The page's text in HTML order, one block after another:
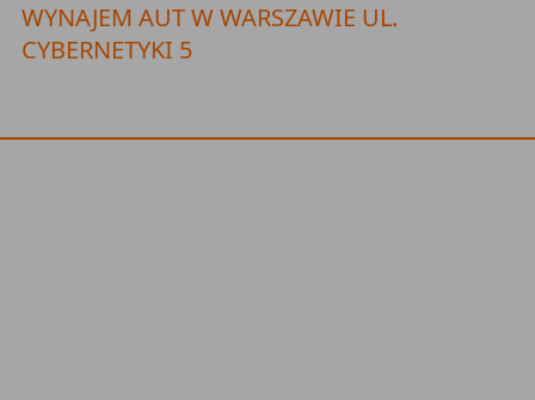
WYNAJEM AUT W WARSZAWIE UL.
CYBERNETYKI 5